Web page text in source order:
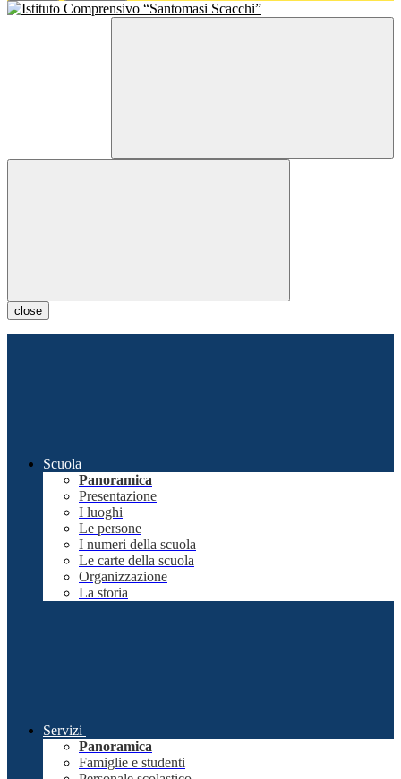
close
Scuola
Panoramica
Presentazione
I luoghi
Le persone
I numeri della scuola
Le carte della scuola
Organizzazione
La storia
Servizi
Panoramica
Famiglie e studenti